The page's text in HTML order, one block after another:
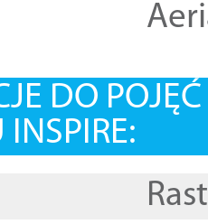
DO
INSPIRE: